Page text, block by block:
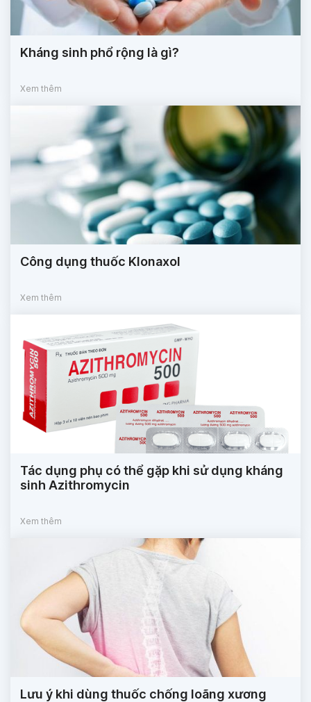
Kháng sinh phổ rộng là gì?
Xem thêm
Công dụng thuốc Klonaxol
Xem thêm
Tác dụng phụ có thể gặp khi sử dụng kháng
sinh Azithromycin
Xem thêm
Lưu ý khi dùng thuốc chống loãng xương